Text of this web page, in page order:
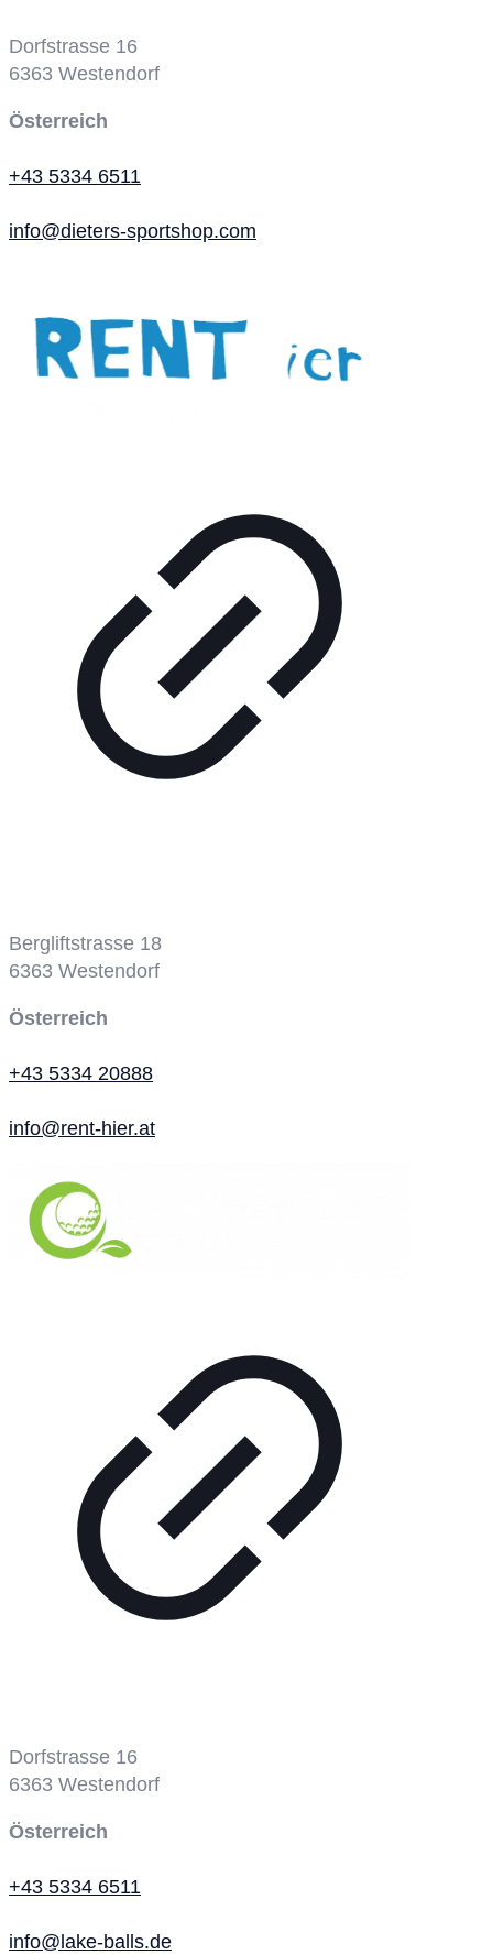
Dorfstrasse 16
6363 Westendorf
Österreich
+43 5334 6511
info@dieters-sportshop.com
Bergliftstrasse 18
6363 Westendorf
Österreich
+43 5334 20888
info@rent-hier.at
Dorfstrasse 16
6363 Westendorf
Österreich
+43 5334 6511
info@lake-balls.de